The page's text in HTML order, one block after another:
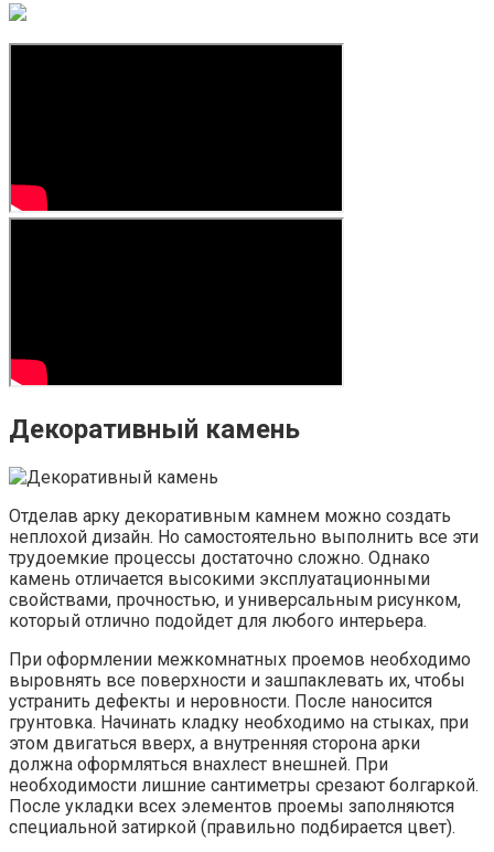
Декоративный камень
Отделав арку декоративным камнем можно создать
неплохой дизайн. Но самостоятельно выполнить все эти
трудоемкие процессы достаточно сложно. Однако
камень отличается высокими эксплуатационными
свойствами, прочностью, и универсальным рисунком,
который отлично подойдет для любого интерьера.
При оформлении межкомнатных проемов необходимо
выровнять все поверхности и зашпаклевать их, чтобы
устранить дефекты и неровности. После наносится
грунтовка. Начинать кладку необходимо на стыках, при
этом двигаться вверх, а внутренняя сторона арки
должна оформляться внахлест внешней. При
необходимости лишние сантиметры срезают болгаркой.
После укладки всех элементов проемы заполняются
специальной затиркой (правильно подбирается цвет).